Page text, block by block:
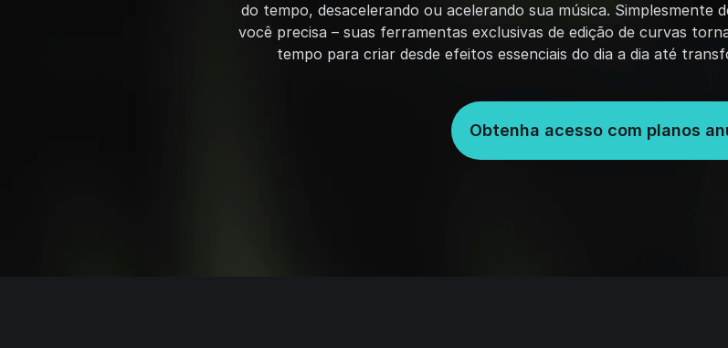
do tempo, desacelerando ou acelerando sua música. Simplesmente
você precisa – suas ferramentas exclusivas de edição de curvas
tempo para criar desde efeitos essenciais do dia a dia até
Obtenha acesso com planos